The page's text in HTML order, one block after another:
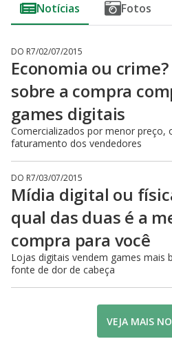
Notícias Fotos
DO R7/02/07/2015
Economia ou
sobre a compra
games digitais
Comercializados por menor preço,
faturamento dos vendedores
DO R7/03/07/2015
Mídia digital ou
qual das duas é a
compra para você
Lojas digitais vendem games mais
fonte de dor de cabeça
VEJA MAIS